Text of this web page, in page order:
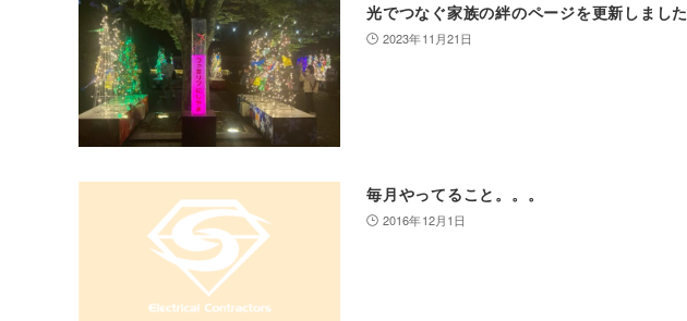
光でつなぐ家族の絆のページを更新しました
2023年11月21日
毎月やってること。。。
2016年12月1日